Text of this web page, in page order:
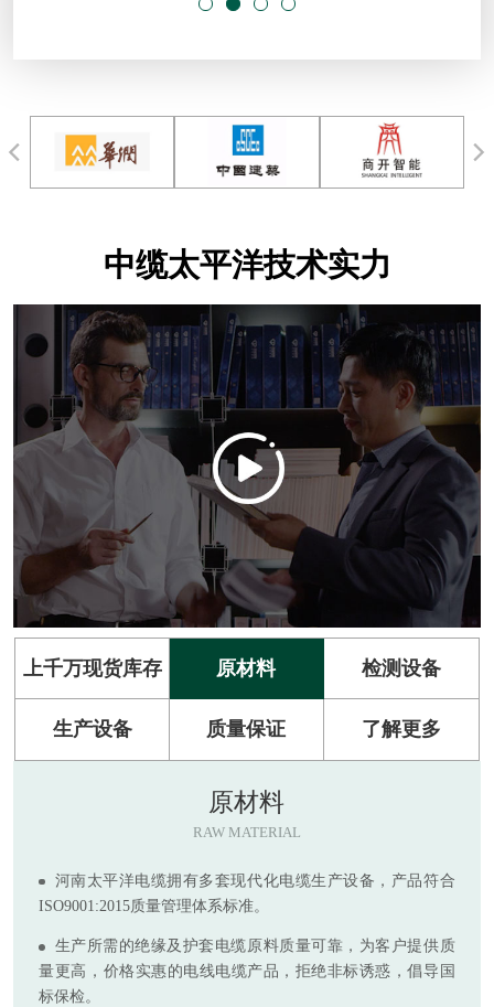
中缆太平洋技术实力
上千万现货库存 原材料 检测设备
生产设备 质量保证 了解更多
原材料
RAW MATERIAL
河南太平洋电缆拥有多套现代化电缆生产设备，产品符合
ISO9001:2015质量管理体系标准。
生产所需的绝缘及护套电缆原料质量可靠，为客户提供质
量更高，价格实惠的电线电缆产品，拒绝非标诱惑，倡导国
标保检。